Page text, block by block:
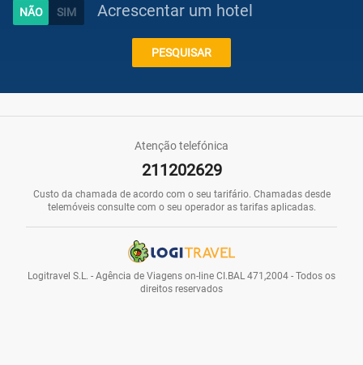
Caraíbas
Acrescentar um hotel
PESQUISAR
Atenção telefónica
211202629
Custo da chamada de acordo com o seu tarifário. Chamadas desde
telemóveis consulte com o seu operador as tarifas aplicadas.
Logitravel S.L. - Agência de Viagens on-line CI.BAL 471,2004 - Todos os
direitos reservados